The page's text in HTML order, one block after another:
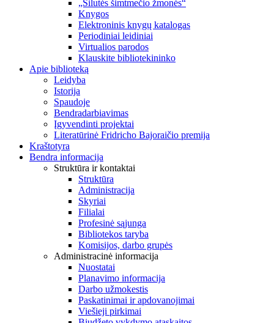
„Šilutės šimtmečio žmonės“
Knygos
Elektroninis knygų katalogas
Periodiniai leidiniai
Virtualios parodos
Klauskite bibliotekininko
Apie biblioteką
Leidyba
Istorija
Spaudoje
Bendradarbiavimas
Įgyvendinti projektai
Literatūrinė Fridricho Bajoraičio premija
Kraštotyra
Bendra informacija
Struktūra ir kontaktai
Struktūra
Administracija
Skyriai
Filialai
Profesinė sąjunga
Bibliotekos taryba
Komisijos, darbo grupės
Administracinė informacija
Nuostatai
Planavimo informacija
Darbo užmokestis
Paskatinimai ir apdovanojimai
Viešieji pirkimai